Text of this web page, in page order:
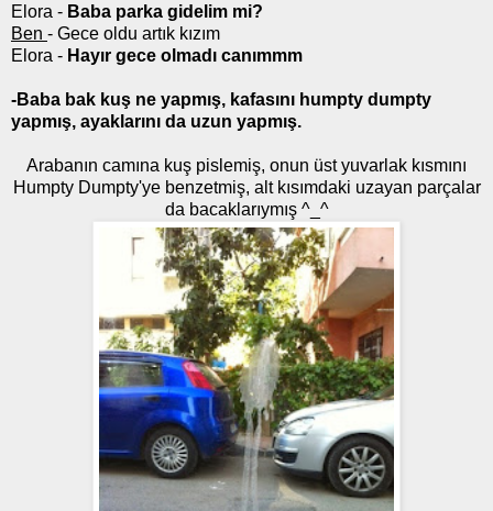
Elora - Baba parka gidelim mi?
Ben - Gece oldu artık kızım
Elora - Hayır gece olmadı canımmm
-Baba bak kuş ne yapmış, kafasını humpty dumpty
yapmış, ayaklarını da uzun yapmış.
Arabanın camına kuş pislemiş, onun üst yuvarlak kısmını
Humpty Dumpty'ye benzetmiş, alt kısımdaki uzayan parçalar
da bacaklarıymış ^_^